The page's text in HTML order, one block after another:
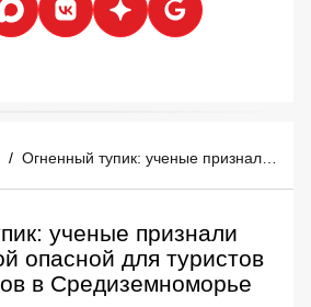
/
ученые признали
опасной для туристов
в Средиземноморье